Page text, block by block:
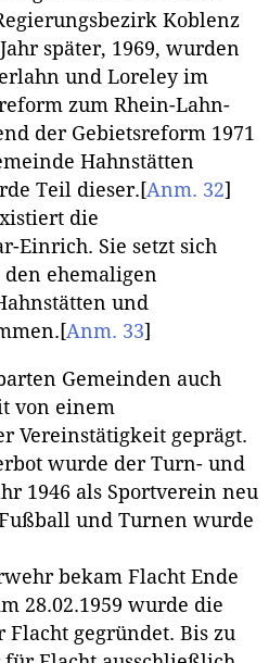
Koblenz
später, 1969, wurden
und Loreley im
zum Rhein-Lahn-
der Gebietsreform 1971
Hahnstätten
Teil dieser. [Anm. 32]
die
Einrich. Sie setzt sich
ehemaligen
und
[Anm. 33]
Gemeinden auch
von einem
Vereinstätigkeit geprägt.
wurde der Turn- und
1946 als Sportverein neu
und Turnen wurde
bekam Flacht Ende
28.02.1959 wurde die
gegründet. Bis zu